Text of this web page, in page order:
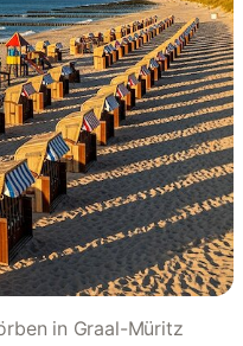
in Graal-Müritz